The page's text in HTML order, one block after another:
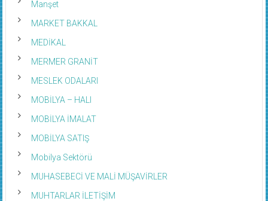
Manşet
MARKET BAKKAL
MEDİKAL
MERMER GRANİT
MESLEK ODALARI
MOBİLYA – HALI
MOBİLYA İMALAT
MOBİLYA SATIŞ
Mobilya Sektörü
MUHASEBECİ VE MALİ MÜŞAVİRLER
MUHTARLAR İLETİŞİM